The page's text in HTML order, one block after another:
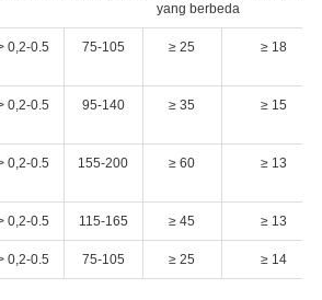
yang berbeda
0,2-0.5 75-105 ≥ 25 ≥ 18
0,2-0.5 95-140 ≥ 35 ≥ 15
0,2-0.5 155-200 ≥ 60 ≥ 13
0,2-0.5 115-165 ≥ 45 ≥ 13
0,2-0.5 75-105 ≥ 25 ≥ 14